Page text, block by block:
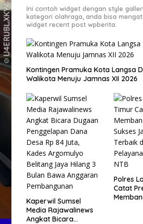
Ini contoh widget dengan style
kategori olahraga, anda bisa
widget recent post wpberita.
Kontingen Pramuka Kota Langsa
Walikota Menuju Jamnas XII 2026
Kaperwil Sumsel
Media Rajawalinews
Angkat Bicara
Polres
Catat